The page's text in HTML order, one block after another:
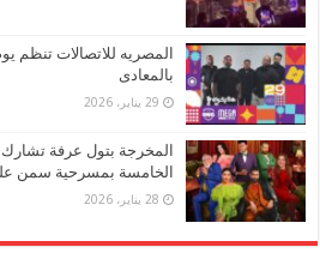
المصريه للاتصالات تنظم
بالمعادى
29 يناير، 2026
المخرجة بتول عرفة
الخامسة بمسرحية سمن
28 يناير، 2026